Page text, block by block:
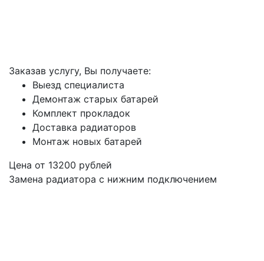
Заказав услугу, Вы получаете:
Выезд специалиста
Демонтаж старых батарей
Комплект прокладок
Доставка радиаторов
Монтаж новых батарей
Цена от 13200 рублей
Замена радиатора с нижним подключением